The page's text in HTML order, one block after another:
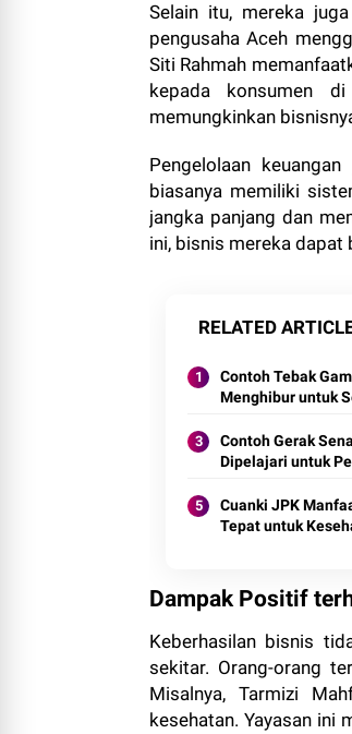
Selain itu, mereka
pengusaha Aceh
Siti Rahmah
kepada konsumen
memungkinkan
Pengelolaan
biasanya memiliki
jangka panjang dan
ini, bisnis mereka dapat
RELATED
Contoh Tebak
Menghibur untuk
Contoh Gerak
Dipelajari untuk
Cuanki JPK
Tepat untuk
Dampak Positif
Keberhasilan bisnis
sekitar. Orang-orang
Misalnya, Tarmizi
kesehatan. Yayasan ini